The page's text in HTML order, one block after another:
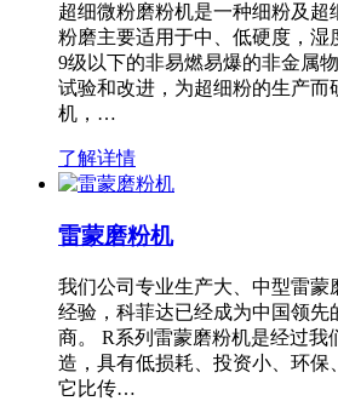
超细微粉磨粉机是一种细粉及超
粉磨主要适用于中、低硬度，湿
9级以下的非易燃易爆的非金属
试验和改进，为超细粉的生产而
机，…
了解详情
雷蒙磨粉机
我们公司专业生产大、中型雷蒙
经验，科菲达已经成为中国领先
商。 R系列雷蒙磨粉机是经过我
造，具有低损耗、投资小、环保
它比传…